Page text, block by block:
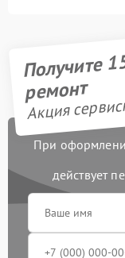
Получите
ремонт
Акция
При
действует